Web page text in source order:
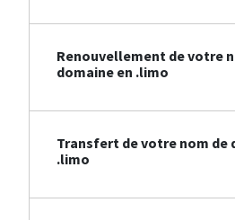
Renouvellement de votre
domaine en .limo
Transfert de votre nom de
.limo